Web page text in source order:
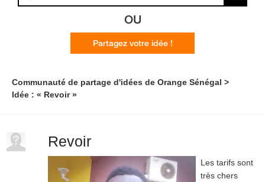
OU
Partagez votre idée !
Communauté de partage d'idées de Orange Sénégal
Idée : « Revoir »
Revoir
Les tarifs sont
très chers